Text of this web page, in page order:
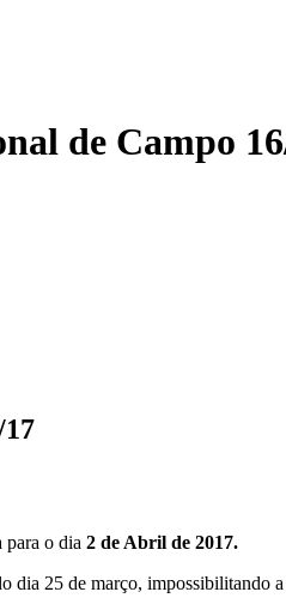
de Campo
para o dia 2 de Abril de 2017.
dia 25 de março,